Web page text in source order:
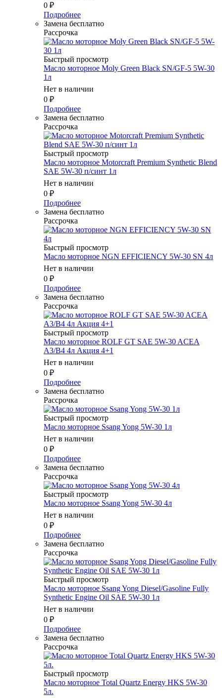
0 ₽
Подробнее
Замена бесплатно
Рассрочка
Быстрый просмотр
Масло мотоpное Moly Green Black SN/GF-5 5W-30
1л
Нет в наличии
0 ₽
Подробнее
Замена бесплатно
Рассрочка
Быстрый просмотр
Масло мотоpное Motorcraft Premium Synthetic Blend
SAE 5W-30 п/синт 1л
Нет в наличии
0 ₽
Подробнее
Замена бесплатно
Рассрочка
Быстрый просмотр
Масло мотоpное NGN EFFICIENCY 5W-30 SN 4л
Нет в наличии
0 ₽
Подробнее
Замена бесплатно
Рассрочка
Быстрый просмотр
Масло мотоpное ROLF GT SAE 5W-30 ACEA
A3/B4 4л Акция 4+1
Нет в наличии
0 ₽
Подробнее
Замена бесплатно
Рассрочка
Быстрый просмотр
Масло мотоpное Ssang Yong 5W-30 1л
Нет в наличии
0 ₽
Подробнее
Замена бесплатно
Рассрочка
Быстрый просмотр
Масло мотоpное Ssang Yong 5W-30 4л
Нет в наличии
0 ₽
Подробнее
Замена бесплатно
Рассрочка
Быстрый просмотр
Масло мотоpное Ssang Yong Diesel/Gasoline Fully
Synthetic Engine Oil SAE 5W-30 1л
Нет в наличии
0 ₽
Подробнее
Замена бесплатно
Рассрочка
Быстрый просмотр
Масло мотоpное Total Quartz Energy HKS 5W-30
5л.